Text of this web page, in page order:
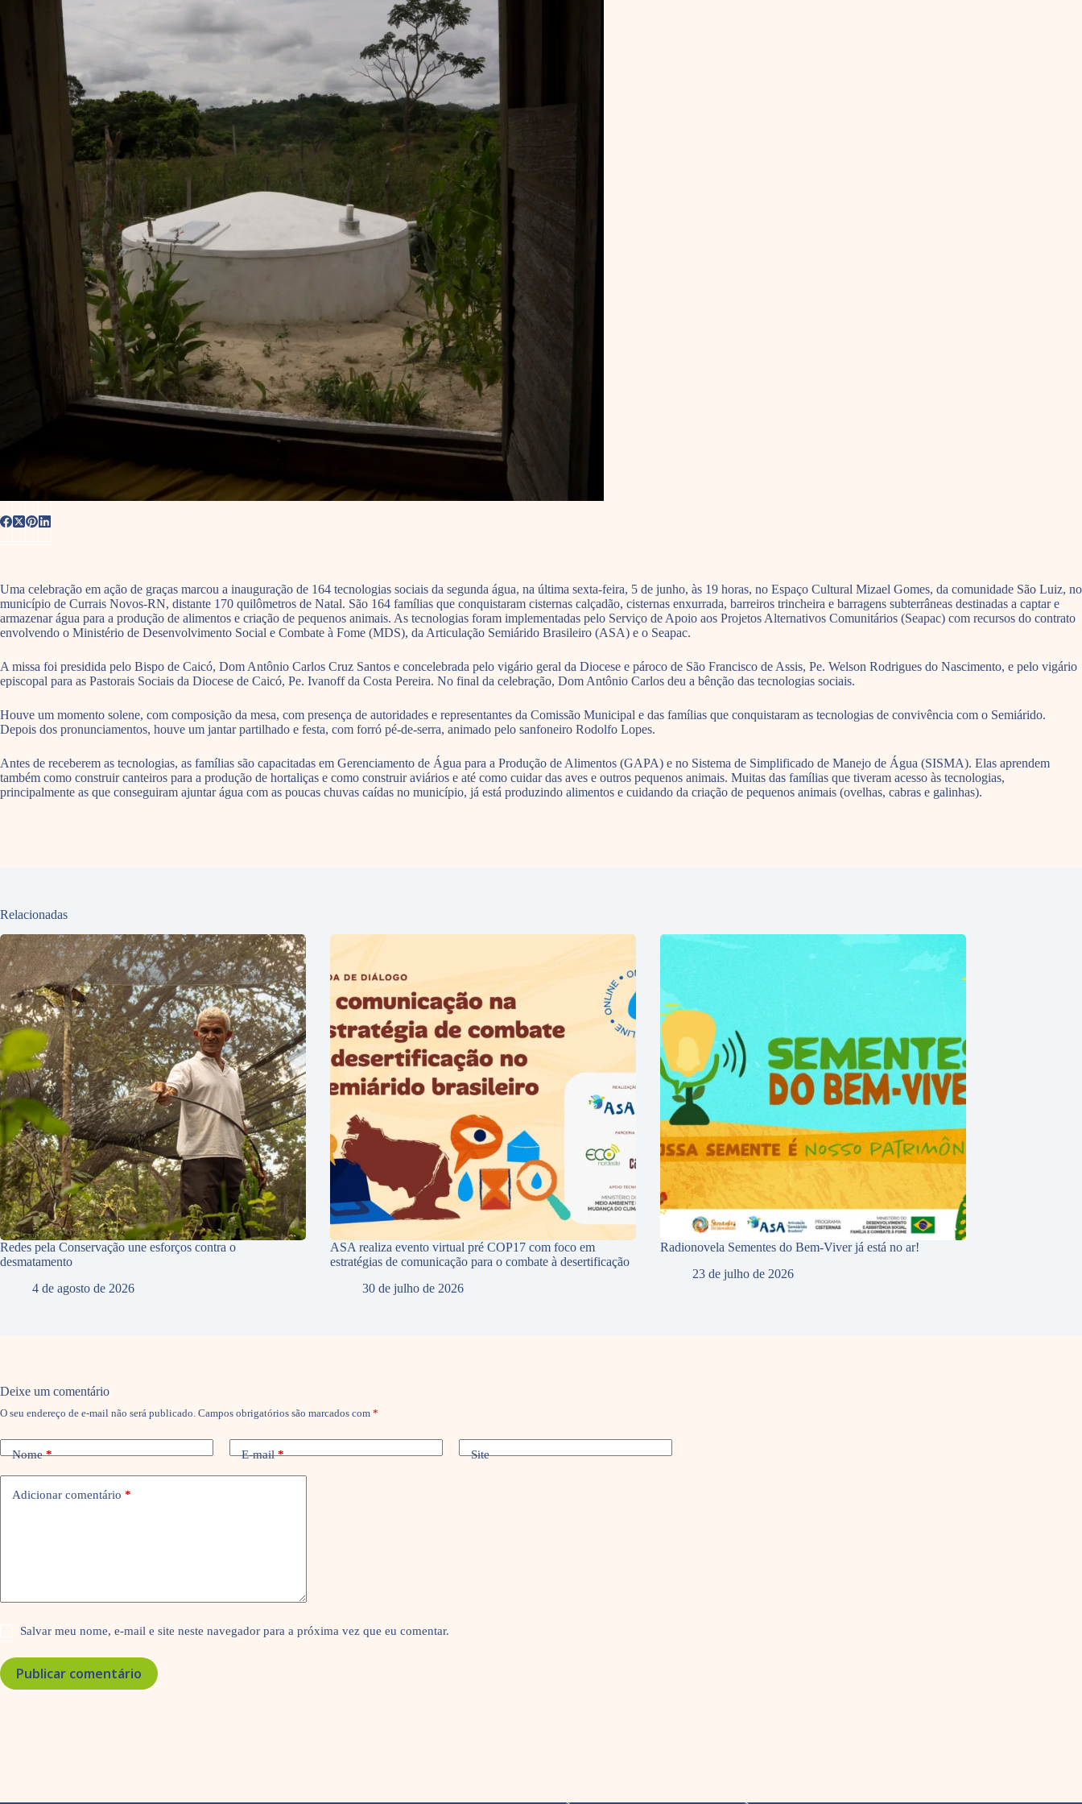
Uma celebração em ação de graças marcou a inauguração de 164 tecnologias sociais da segunda água, na última sexta-feira, 5 de junho, às 19 horas, no Espaço Cultural Mizael Gomes, da comunidade São Luiz, no
município de Currais Novos-RN, distante 170 quilômetros de Natal. São 164 famílias que conquistaram cisternas calçadão, cisternas enxurrada, barreiros trincheira e barragens subterrâneas destinadas a captar e
armazenar água para a produção de alimentos e criação de pequenos animais. As tecnologias foram implementadas pelo Serviço de Apoio aos Projetos Alternativos Comunitários (Seapac) com recursos do contrato
envolvendo o Ministério de Desenvolvimento Social e Combate à Fome (MDS), da Articulação Semiárido Brasileiro (ASA) e o Seapac.
A missa foi presidida pelo Bispo de Caicó, Dom Antônio Carlos Cruz Santos e concelebrada pelo vigário geral da Diocese e pároco de São Francisco de Assis, Pe. Welson Rodrigues do Nascimento, e pelo vigário
episcopal para as Pastorais Sociais da Diocese de Caicó, Pe. Ivanoff da Costa Pereira. No final da celebração, Dom Antônio Carlos deu a bênção das tecnologias sociais.
Houve um momento solene, com composição da mesa, com presença de autoridades e representantes da Comissão Municipal e das famílias que conquistaram as tecnologias de convivência com o Semiárido.
Depois dos pronunciamentos, houve um jantar partilhado e festa, com forró pé-de-serra, animado pelo sanfoneiro Rodolfo Lopes.
Antes de receberem as tecnologias, as famílias são capacitadas em Gerenciamento de Água para a Produção de Alimentos (GAPA) e no Sistema de Simplificado de Manejo de Água (SISMA). Elas aprendem
também como construir canteiros para a produção de hortaliças e como construir aviários e até como cuidar das aves e outros pequenos animais. Muitas das famílias que tiveram acesso às tecnologias,
principalmente as que conseguiram ajuntar água com as poucas chuvas caídas no município, já está produzindo alimentos e cuidando da criação de pequenos animais (ovelhas, cabras e galinhas).
Relacionadas
Redes pela Conservação une esforços contra o
desmatamento
4 de agosto de 2026
ASA realiza evento virtual pré COP17 com foco em
estratégias de comunicação para o combate à desertificação
30 de julho de 2026
Radionovela Sementes do Bem-Viver já está no ar!
23 de julho de 2026
Deixe um comentário
O seu endereço de e-mail não será publicado. Campos obrigatórios são marcados com *
Nome* E-mail* Site
Adicionar comentário *
Salvar meu nome, e-mail e site neste navegador para a próxima vez que eu comentar.
Publicar comentário